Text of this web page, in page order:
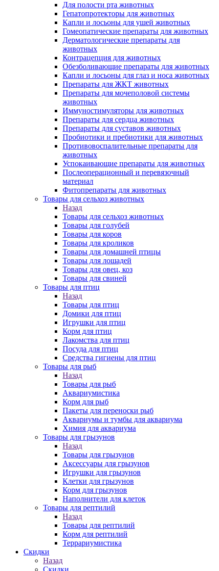
Для полости рта животных
Гепатопротекторы для животных
Капли и лосьоны для ушей животных
Гомеопатические препараты для животных
Дерматологические препараты для
животных
Контрацепция для животных
Обезболивающие препараты для животных
Капли и лосьоны для глаз и носа животных
Препараты для ЖКТ животных
Препараты для мочеполовой системы
животных
Иммуностимуляторы для животных
Препараты для сердца животных
Препараты для суставов животных
Пробиотики и пребиотики для животных
Противовоспалительные препараты для
животных
Успокаивающие препараты для животных
Послеоперационный и перевязочный
материал
Фитопрепараты для животных
Товары для сельхоз животных
Назад
Товары для сельхоз животных
Товары для голубей
Товары для коров
Товары для кроликов
Товары для домашней птицы
Товары для лошадей
Товары для овец, коз
Товары для свиней
Товары для птиц
Назад
Товары для птиц
Домики для птиц
Игрушки для птиц
Корм для птиц
Лакомства для птиц
Посуда для птиц
Средства гигиены для птиц
Товары для рыб
Назад
Товары для рыб
Аквариумистика
Корм для рыб
Пакеты для переноски рыб
Аквариумы и тумбы для аквариума
Химия для аквариума
Товары для грызунов
Назад
Товары для грызунов
Аксессуары для грызунов
Игрушки для грызунов
Клетки для грызунов
Корм для грызунов
Наполнители для клеток
Товары для рептилий
Назад
Товары для рептилий
Корм для рептилий
Террариумистика
Скидки
Назад
Скидки